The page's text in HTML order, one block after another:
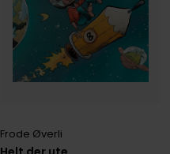
Frode Øverli